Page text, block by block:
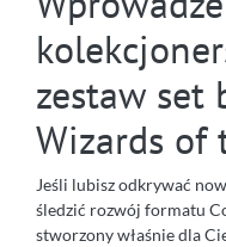
zestaw set
Wizards of
Jeśli lubisz odkrywać
śledzić rozwój formatu
stworzony właśnie dla